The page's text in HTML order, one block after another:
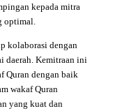
kepada mitra
optimal.
kolaborasi dengan
daerah. Kemitraan ini
Quran dengan baik
wakaf Quran
yang kuat dan